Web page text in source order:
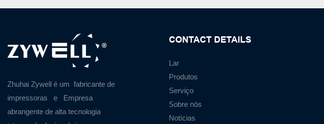
Zhuhai Zywell é um fabricante de
impressoras
e
Empresa
abrangente de alta tecnologia
CONTACT DETAILS
Lar
Produtos
Serviço
Sobre nós
Notícias